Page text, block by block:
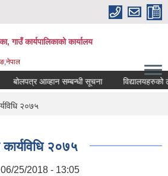
गाउँ कार्यपालिकाको कार्यालय
बोलपत्र आव्हान सम्बन्धी सूचना विद्यालयहरुको
२०७५
२०७५
25/2018 - 13:05